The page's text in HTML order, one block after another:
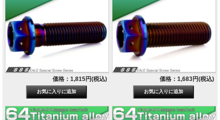
価格：1,815円(税込) 価格：1,683円(税込)